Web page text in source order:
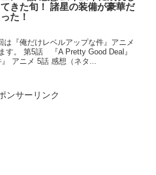
てきた旬！ 諸星の装備が豪華だ
った！
は『俺だけレベルアップな件』アニメ
す。 第5話 『A Pretty Good Deal』
』 アニメ 5話 感想（ネタ...
ンサーリンク